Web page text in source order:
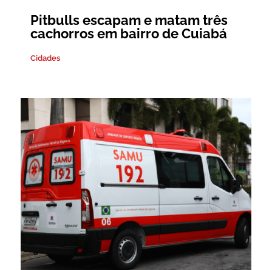
Pitbulls escapam e matam três
cachorros em bairro de Cuiabá
Cidades